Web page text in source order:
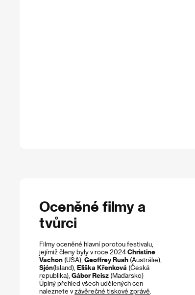
Oceněné filmy a
tvůrci
Filmy oceněné hlavní porotou festivalu,
jejímiž členy byly v roce 2024 Christine
Vachon (USA), Geoffrey Rush (Austrálie),
Sjón(Island), Eliška Křenková (Česká
republika), Gábor Reisz (Maďarsko)
Úplný přehled všech udělených cen
naleznete vzávěrečné tiskové zprávě